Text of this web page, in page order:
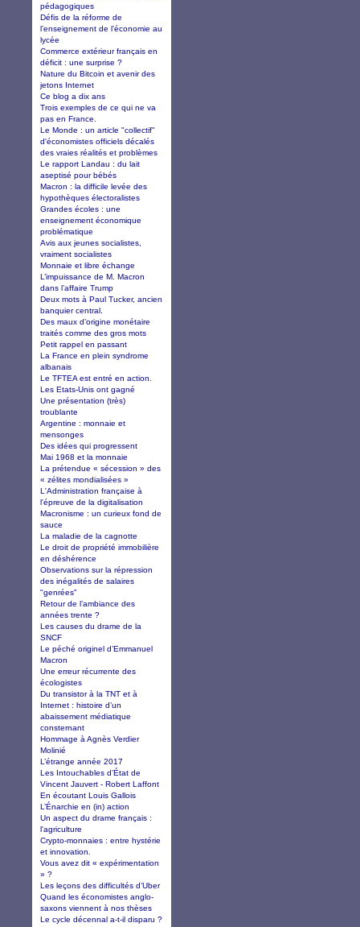
pédagogiques
Défis de la réforme de
l’enseignement de l’économie au
lycée
Commerce extérieur français en
déficit : une surprise ?
Nature du Bitcoin et avenir des
jetons Internet
Ce blog a dix ans
Trois exemples de ce qui ne va
pas en France.
Le Monde : un article "collectif"
d'économistes officiels décalés
des vraies réalités et problèmes
Le rapport Landau : du lait
aseptisé pour bébés
Macron : la difficile levée des
hypothèques électoralistes
Grandes écoles : une
enseignement économique
problématique
Avis aux jeunes socialistes,
vraiment socialistes
Monnaie et libre échange
L’impuissance de M. Macron
dans l’affaire Trump
Deux mots à Paul Tucker, ancien
banquier central.
Des maux d’origine monétaire
traités comme des gros mots
Petit rappel en passant
La France en plein syndrome
albanais
Le TFTEA est entré en action.
Les Etats-Unis ont gagné
Une présentation (très)
troublante
Argentine : monnaie et
mensonges
Des idées qui progressent
Mai 1968 et la monnaie
La prétendue « sécession » des
« zélites mondialisées »
L'Administration française à
l'épreuve de la digitalisation
Macronisme : un curieux fond de
sauce
La maladie de la cagnotte
Le droit de propriété immobilière
en déshérence
Observations sur la répression
des inégalités de salaires
"genrées"
Retour de l’ambiance des
années trente ?
Les causes du drame de la
SNCF
Le péché originel d’Emmanuel
Macron
Une erreur récurrente des
écologistes
Du transistor à la TNT et à
Internet : histoire d’un
abaissement médiatique
consternant
Hommage à Agnès Verdier
Molinié
L’étrange année 2017
Les Intouchables d’État de
Vincent Jauvert - Robert Laffont
En écoutant Louis Gallois
L’Énarchie en (in) action
Un aspect du drame français :
l'agriculture
Crypto-monnaies : entre hystérie
et innovation.
Vous avez dit « expérimentation
» ?
Les leçons des difficultés d’Uber
Quand les économistes anglo-
saxons viennent à nos thèses
Le cycle décennal a-t-il disparu ?